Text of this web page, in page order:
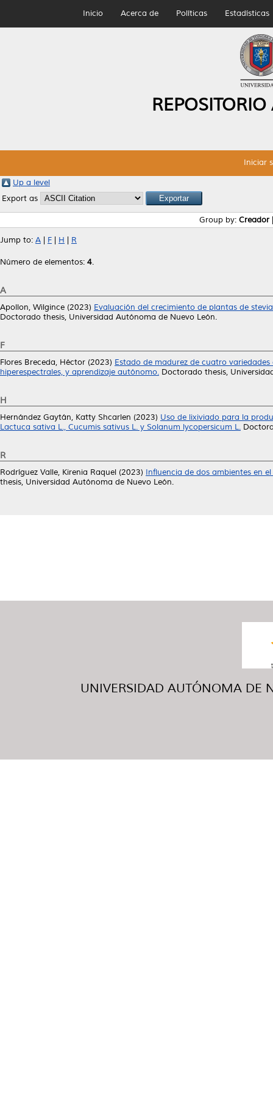
Inicio Acerca de Políticas Estadísticas
Iniciar
Up a level
Export as
Group by: Creador
Jump to: A F H R
Número de elementos: 4.
A
Apollon, Wilgince (2023) Evaluación del crecimiento de plantas de
Doctorado thesis, Universidad Autónoma de Nuevo León.
F
Flores Breceda, Héctor (2023) Estado de madurez de cuatro
hiperespectrales, y aprendizaje autónomo. Doctorado thesis,
H
Hernández Gaytán, Katty Shcarlen (2023) Uso de lixiviado para la
Lactuca sativa L., Cucumis sativus L. y Solanum lycopersicum L.
R
Rodríguez Valle, Kirenia Raquel (2023) Influencia de dos ambientes en
thesis, Universidad Autónoma de Nuevo León.
UNIVERSIDAD AUTÓNOMA DE